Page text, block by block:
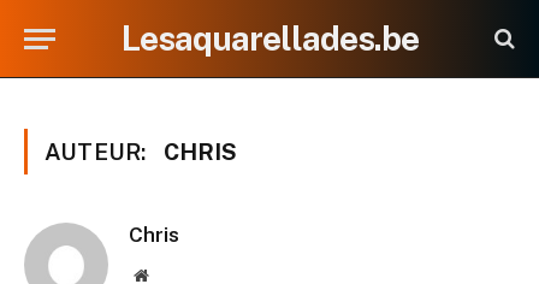
Lesaquarellades.be
AUTEUR: CHRIS
Chris
Website